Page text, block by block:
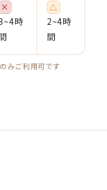
×
時
△
2~4時
間
みご利用可です